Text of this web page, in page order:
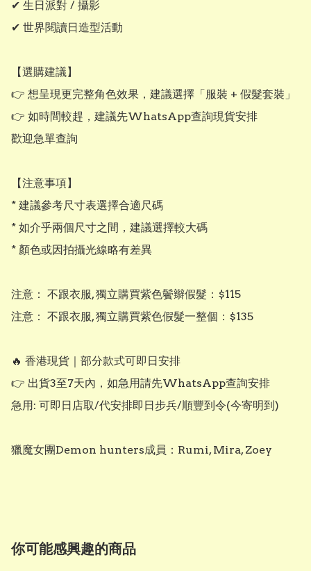
✔ 生日派對 / 攝影
✔ 世界閱讀日造型活動
【選購建議】
👉 想呈現更完整角色效果，建議選擇「服裝 + 假髮套裝」
👉 如時間較趕，建議先WhatsApp查詢現貨安排
歡迎急單查詢
【注意事項】
* 建議參考尺寸表選擇合適尺碼
* 如介乎兩個尺寸之間，建議選擇較大碼
* 顏色或因拍攝光線略有差異
注意： 不跟衣服, 獨立購買紫色鬢辮假髮：$115
注意： 不跟衣服, 獨立購買紫色假髮一整個：$135
🔥 香港現貨｜部分款式可即日安排
👉 出貨3至7天內，如急用請先WhatsApp查詢安排
急用: 可即日店取/代安排即日步兵/順豐到令(今寄明到)
獵魔女團Demon hunters成員：Rumi, Mira, Zoey
你可能感興趣的商品